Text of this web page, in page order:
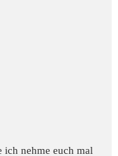
ich nehme euch mal